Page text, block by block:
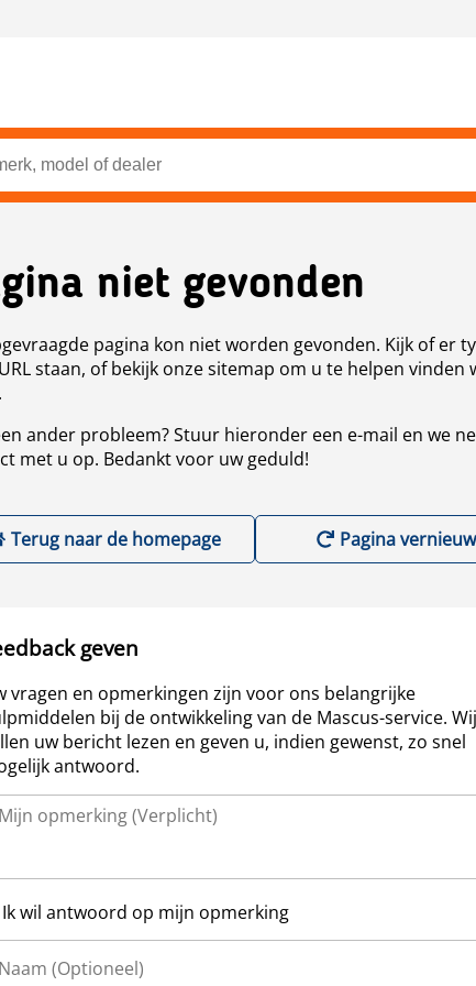
niet gevonden
pagina kon niet worden gevonden. Kijk of er
staan, of bekijk onze sitemap om u te helpen vinden
ander probleem? Stuur hieronder een e-mail en we
met u op. Bedankt voor uw geduld!
Terug naar de homepage Pagina
geven
vragen en opmerkingen zijn voor ons belangrijke
bij de ontwikkeling van de Mascus-service. Wij
uw bericht lezen en geven u, indien gewenst, zo snel
antwoord.
Ik wil antwoord op mijn opmerking